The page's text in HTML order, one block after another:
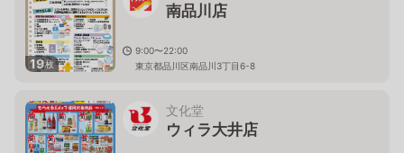
19枚
南品川店
9:00〜22:00
東京都品川区南品川3丁目6-8
文化堂
ウィラ大井店